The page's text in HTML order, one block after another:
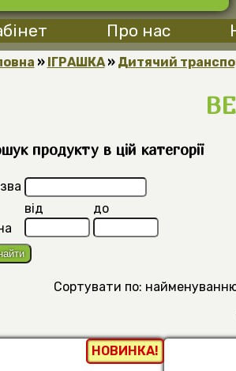
Про нас
» ІГРАШКА» Дитячий
продукту в цій категорії
від до
Сортувати по:
НОВИНКА!